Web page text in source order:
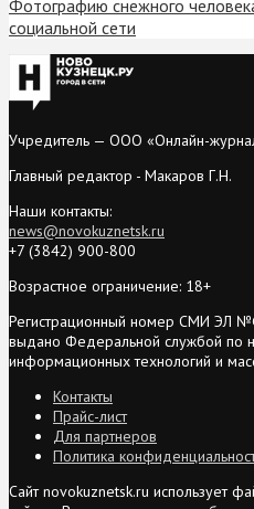
Фотографию снежного
социальной сети
Учредитель — ООО «Онлайн-
Главный редактор - Макаров Г.Н.
Наши контакты:
news@novokuznetsk.ru
+7 (3842) 900-800
Возрастное ограничение: 18+
Регистрационный номер СМИ ЭЛ
выдано Федеральной службой по
информационных технологий и
Контакты
Прайс-лист
Для партнеров
Политика
Сайт novokuznetsk.ru использует